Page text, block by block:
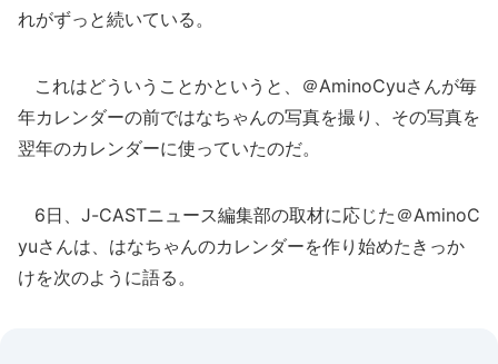
れがずっと続いている。
これはどういうことかというと、＠AminoCyuさんが毎
年カレンダーの前ではなちゃんの写真を撮り、その写真を
翌年のカレンダーに使っていたのだ。
6日、J-CASTニュース編集部の取材に応じた＠AminoC
yuさんは、はなちゃんのカレンダーを作り始めたきっか
けを次のように語る。